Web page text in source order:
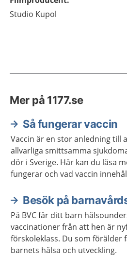
Studio Kupol
Mer på 1177.se
Så fungerar vaccin
Vaccin är en stor anledning till
allvarliga smittsamma
dör i Sverige. Här kan du läsa mer om hur vaccin
fungerar och vad vaccin
Besök på
På BVC får ditt barn
vaccinationer från att hen är
förskoleklass. Du som förälder
barnets hälsa och utveckling.